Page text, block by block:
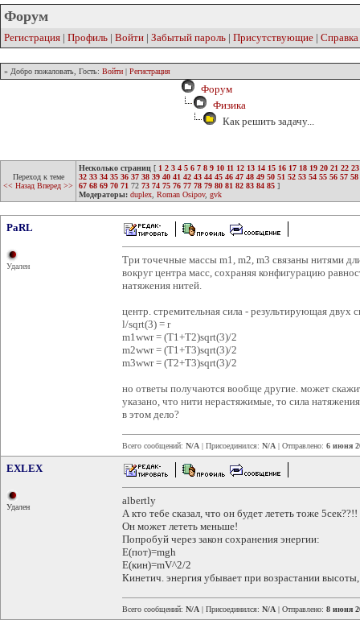
Форум
Регистрация | Профиль | Войти | Забытый пароль | Присутствующие | Справка
» Добро пожаловать, Гость: Войти | Регистрация
Форум
Физика
Как решить задачу...
Переход к теме
<< Назад Вперед >>
Несколько страниц [ 1 2 3 4 5 6 7 8 9 10 11 12 13 14 15 16 17 18 19 20 21 22 23
32 33 34 35 36 37 38 39 40 41 42 43 44 45 46 47 48 49 50 51 52 53 54 55 56 57 58
67 68 69 70 71 72 73 74 75 76 77 78 79 80 81 82 83 84 85 ]
Модераторы: duplex Roman Osipov, gvk
PaRL
Удален
Три точечные массы m1, m2, m3 связаны нитями
вокруг центра масс, сохраняя конфигурацию
натяжения нитей.
центр. стремительная сила - результирующая
l/sqrt(3) = r
m1wwr = (T1+T2)sqrt(3)/2
m2wwr = (T1+T3)sqrt(3)/2
m3wwr = (T2+T3)sqrt(3)/2
но ответы получаются вообще другие. может
указано, что нити нерастяжимые, то сила
в этом дело?
Всего сообщений: N/A | Присоединился: N/A | Отправлено: 6 июня
EXLEX
Удален
albertly
А кто тебе сказал, что он будет лететь тоже 5сек??!!
Он может лететь меньше!
Попробуй через закон сохранения энергии:
E(пот)=mgh
E(кин)=mV^2/2
Кинетич. энергия убывает при возрастании
Всего сообщений: N/A | Присоединился: N/A | Отправлено: 8 июня